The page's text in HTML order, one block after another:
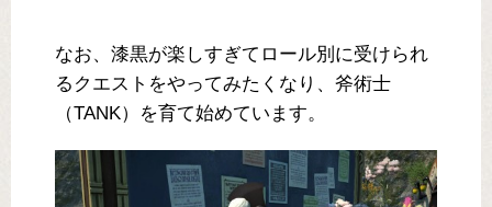
なお、漆黒が楽しすぎてロール別に受けられ
るクエストをやってみたくなり、斧術士
（TANK）を育て始めています。